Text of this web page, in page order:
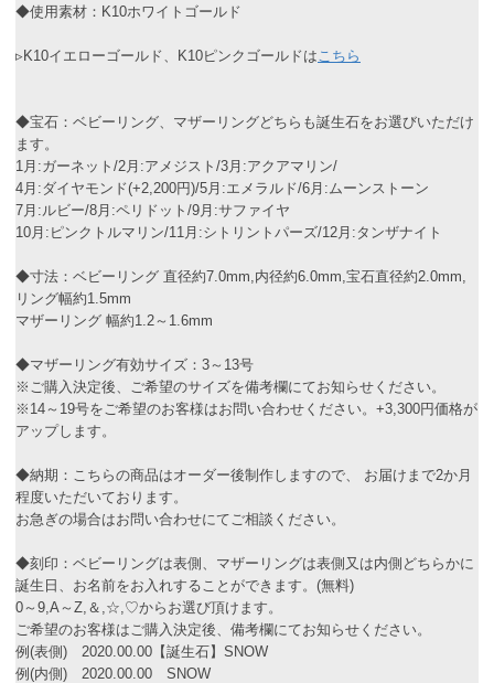
◆使用素材：K10ホワイトゴールド
▹K10イエローゴールド、K10ピンクゴールドは こちら
◆宝石：ベビーリング、マザーリングどちらも誕生石をお選びいただけ
ます。
1月:ガーネット/2月:アメジスト/3月:アクアマリン/
4月:ダイヤモンド(+2,200円)/5月:エメラルド/6月:ムーンストーン
7月:ルビー/8月:ペリドット/9月:サファイヤ
10月:ピンクトルマリン/11月:シトリントパーズ/12月:タンザナイト
◆寸法：ベビーリング 直径約7.0mm,内径約6.0mm,宝石直径約2.0mm,
リング幅約1.5mm
マザーリング 幅約1.2～1.6mm
◆マザーリング有効サイズ：3～13号
※ご購入決定後、ご希望のサイズを備考欄にてお知らせください。
※14～19号をご希望のお客様はお問い合わせください。+3,300円価格が
アップします。
◆納期：こちらの商品はオーダー後制作しますので、 お届けまで2か月
程度いただいております。
お急ぎの場合はお問い合わせにてご相談ください。
◆刻印：ベビーリングは表側、マザーリングは表側又は内側どちらかに
誕生日、お名前をお入れすることができます。(無料)
0～9,A～Z,＆,☆,♡からお選び頂けます。
ご希望のお客様はご購入決定後、備考欄にてお知らせください。
例(表側) 2020.00.00【誕生石】SNOW
例(内側) 2020.00.00 SNOW